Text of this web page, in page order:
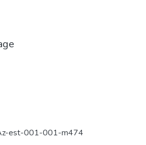
est-001-001-m474